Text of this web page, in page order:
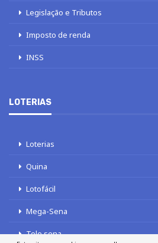
Legislação e Tributos
Imposto de renda
INSS
LOTERIAS
Loterias
Quina
Lotofácil
Mega-Sena
Tele sena